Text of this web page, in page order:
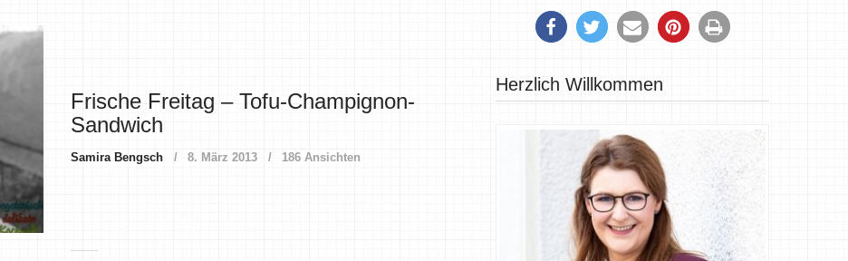
Frische Freitag – Tofu-Champignon-
Sandwich
Samira Bengsch 8. März 2013 186 Ansichten
Herzlich Willkommen